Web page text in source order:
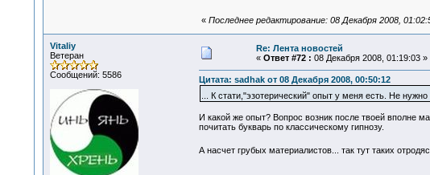
« Последнее редактирование: 08 Декабря 2008,
Vitaliy
Ветеран
Сообщений: 5586
Re: Лента новостей
« Ответ #72 : 08 Декабря 2008, 01:19:03 »
Цитата: sadhak от 08 Декабря 2008, 00:50:12
... К стати,"эзотерический" опыт у меня есть. Не
И какой же опыт? Вопрос возник после твоей вполне
почитать букварь по классическому гипнозу.
А насчет грубых материалистов... так тут таких